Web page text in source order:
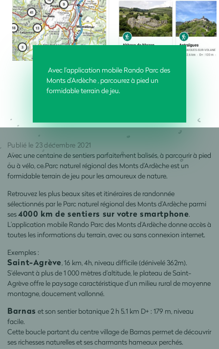
Avec l’application mobile Rando Parc des
Monts d’Ardèche , parcourez à pied un
formidable terrain de jeu.
Publié le 23 décembre 2021
Avec une centaine de sentiers parfaitement balisés, à parcourir à pied
ou à vélo, ce Parc naturel régional des Monts d’Ardèche est un
formidable terrain de jeu pour les amoureux de nature.
Retrouvez les plus beaux sites et itinéraires de randonnée
sélectionnés par le Parc naturel régional des Monts d’Ardèche parmi
ses4000 km de sentiers sur votre smartphone.
L’application mobile Rando Parc des Monts d’Ardèche donne accès à
toutes les informations du terrain, avec ou sans connexion internet.
Exemples :
Saint-Agrève, 16 km, 4h, niveau difficile (dénivelé 362m).
S’élevant à plus de 1 000 mètres d’altitude, le plateau de Saint-
Agrève offre le paysage caractéristique d’un milieu rural de moyenne
montagne, doucement vallonné.
Barnas et son sentier botanique 2 h 5.1 km D+ : 179 m, niveau
facile.
Cette boucle partant du centre village de Barnas permet de découvrir
ses richesses naturelles et ses charmants hameaux perchés.